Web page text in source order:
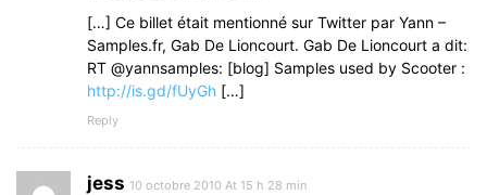
[…] Ce billet était mentionné sur Twitter par Yann –
Samples.fr, Gab De Lioncourt. Gab De Lioncourt a dit:
RT @yannsamples: [blog] Samples used by Scooter :
http://is.gd/fUyGh […]
Reply
jess 10 octobre 2010 At 15 h 28 min